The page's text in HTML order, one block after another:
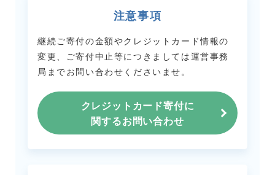
注意事項
継続ご寄付の金額やクレジットカード情報の
変更、ご寄付中止等につきましては運営事務
局までお問い合わせくださいませ。
クレジットカード寄付に
関するお問い合わせ